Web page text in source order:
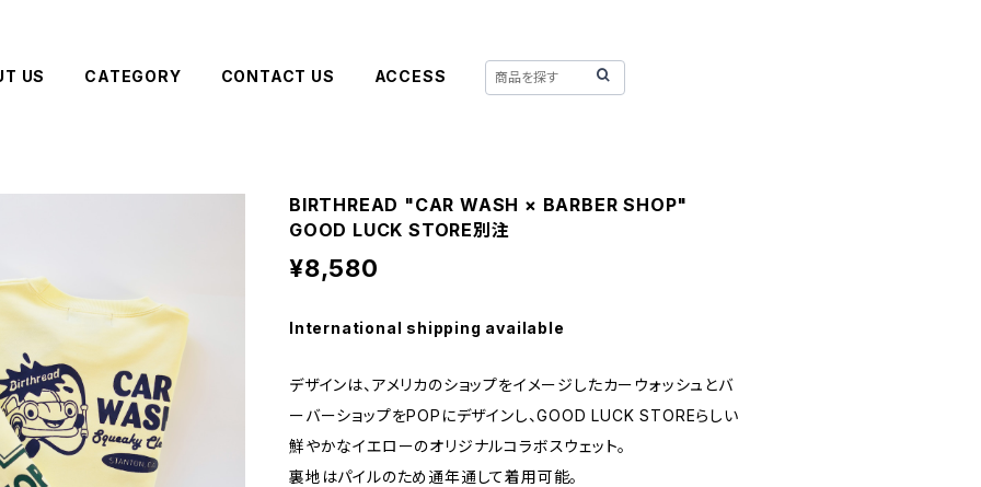
US CATEGORY CONTACT US ACCESS
BIRTHREAD "CAR WASH × BARBER SHOP"
GOOD LUCK STORE別注
¥8,580
International shipping available
デザインは、アメリカのショップをイメージしたカーウォッシュとバ
ーバーショップをPOPにデザインし、GOOD LUCK STOREらしい
鮮やかなイエローのオリジナルコラボスウェット。
裏地はパイルのため通年通して着用可能。